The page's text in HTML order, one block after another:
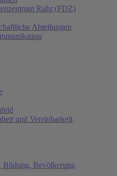
Ruhr (FDZ)
Abteilungen
und Vereinbarkeit
Bildung, Bevölkerung